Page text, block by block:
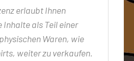
erlaubt Ihnen
als Teil einer
Waren, wie
weiter zu verkaufen.